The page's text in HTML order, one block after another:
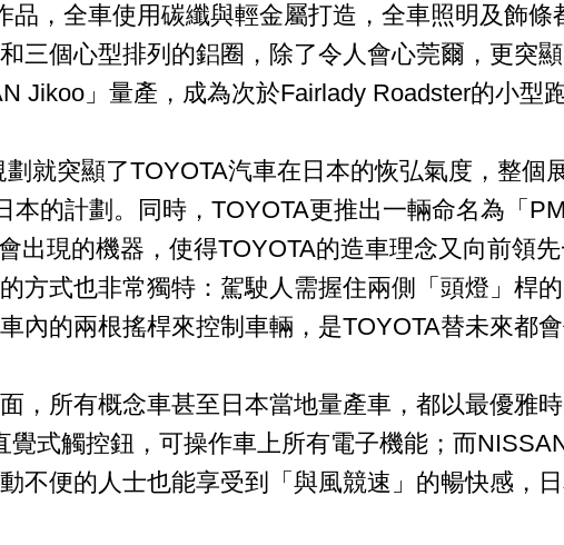
，全車使用碳纖與輕金屬打造，全車照明及飾
三個心型排列的鋁圈，除了令人會心莞爾，更突
Jikoo」量產，成為次於Fairlady Roadster的小型跑
就突顯了TOYOTA汽車在日本的恢弘氣度，整個
的計劃。同時，TOYOTA更推出一輛命名為「
出現的機器，使得TOYOTA的造車理念又向前領
方式也非常獨特：駕駛人需握住兩側「頭燈」桿
內的兩根搖桿來控制車輛，是TOYOTA替未來都
，所有概念車甚至日本當地量產車，都以最優雅
式觸控鈕，可操作車上所有電子機能；而
不便的人士也能享受到「與風競速」的暢快感，